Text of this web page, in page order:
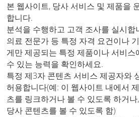
본 웹사이트, 당사 서비스 및 제품을
합니다.
분석을 수행하고 고객 조사를 실시합
의료 전문가 등 특정 자격 요건이나
게만 제공되는 특정 제품이나 서비
수 있는 능력을 확인하세요.
특정 제3자 콘텐츠 서비스 제공자와
허용합니다(예: 이 웹사이트 내에서
츠를 링크하거나 볼 수 있도록 하거
당사 콘텐츠를 볼 수 있도록 함)